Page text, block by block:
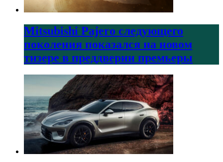
Mitsubishi Pajero следующего
поколения показался на новом
тизере в преддверии премьеры